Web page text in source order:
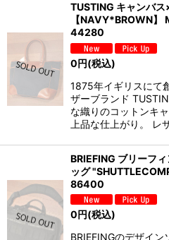
TUSTING キャンバ
【NAVY*BROWN
44280
0円(税込)
1875年イギリスにて
ザーブランド
な織りのコットンキ
上品な仕上がり。
BRIEFING ブリーフ
ッグ
86400
0円(税込)
BRIEFINGのデザイ